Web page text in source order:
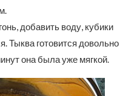
добавить воду, кубики
Тыква готовится довольно
она была уже мягкой.